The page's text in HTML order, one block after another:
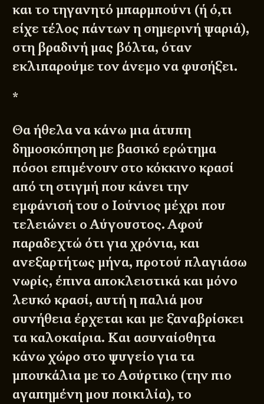
και το τηγανητό μπαρμπούνι (ή ό,τι
είχε τέλος πάντων η σημερινή ψαριά),
στη βραδινή μας βόλτα, όταν
εκλιπαρούμε τον άνεμο να φυσήξει.
*
Θα ήθελα να κάνω μια άτυπη
δημοσκόπηση με βασικό ερώτημα
πόσοι επιμένουν στο κόκκινο κρασί
από τη στιγμή που κάνει την
εμφάνισή του ο Ιούνιος μέχρι που
τελειώνει ο Αύγουστος. Αφού
παραδεχτώ ότι για χρόνια, και
ανεξαρτήτως μήνα, προτού πλαγιάσω
νωρίς, έπινα αποκλειστικά και μόνο
λευκό κρασί, αυτή η παλιά μου
συνήθεια έρχεται και με ξαναβρίσκει
τα καλοκαίρια. Και ασυναίσθητα
κάνω χώρο στο ψυγείο για τα
μπουκάλια με το Ασύρτικο (την πιο
αγαπημένη μου ποικιλία), το